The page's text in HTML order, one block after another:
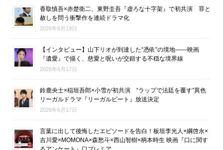
香取慎吾×赤楚衛二、東野圭吾『虚ろな十字架』で初共演 罪と
赦しを問う衝撃作を連続ドラマ化
2026年6月19日
【インタビュー】山下リオが到達した“憑依”の境地――映画
『遺愛』で描く、慈愛と呪いが交錯する不穏な境界線
2026年6月17日
鈴鹿央士×稲垣吾郎×小雪が初共演 “ラップで法廷を覆す”異色
リーガルドラマ『リーガルビート』放送決定
2026年6月17日
言葉に出して後悔したエピソードを告白！板垣李光人×綱啓永×
吉川愛×MOMONA×森愁斗×西山智樹×柄本時生 映画『口に関す